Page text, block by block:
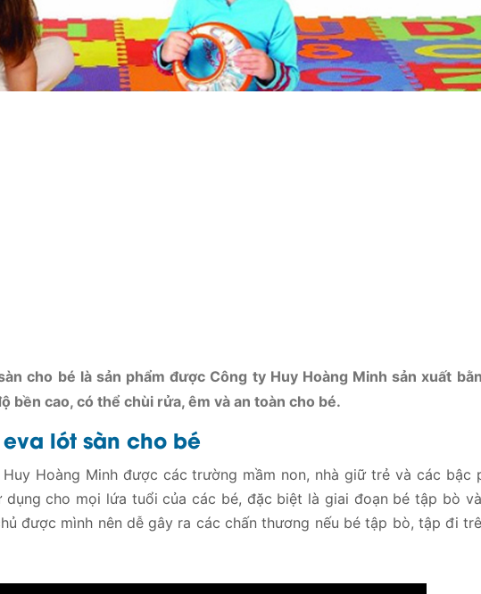
cho bé là sản phẩm được Công ty Huy Hoàng Minh sản xuất
bền cao, có thể chùi rửa, êm và an toàn cho bé.
lót sàn cho bé
Hoàng Minh được các trường mầm non, nhà giữ trẻ và các bậc
dụng cho mọi lứa tuổi của các bé, đặc biệt là giai đoạn bé tập bò
được mình nên dễ gây ra các chấn thương nếu bé tập bò, tập đi